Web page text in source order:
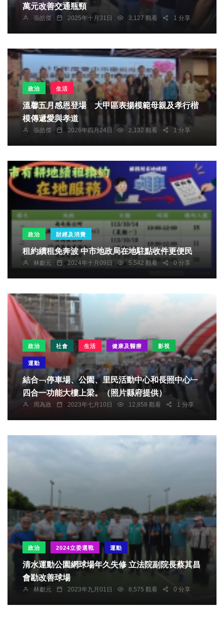
萬元改善交通瓶頸
張皓傑 2025年十月31日 3,127 觀看 1 分享
政治 生活
溫馨五月感恩登場 大甲區表揚模範母親及孝行楷
模傳遞愛與孝道
張皓傑 2026年四月24日 2,132 觀看 1 分享
政治 財經及消費
租約續租免奔波 中市地政局在地駐點收件更便民
林獻元 2024年十月09日 5,542 觀看 0 分享
政治 社會 生活 健康及醫療 影視
運動
結合﹁停車場、公園、里民活動中心和長照中心﹂
四合一功能大樓上梁。（照片縣府提供）
周為政 2023年七月10日 12,858 觀看 1 分享
政治 2024立委選戰 運動
清水運動公園網球場年久失修 立法院副院長蔡其昌
會勘改善球場
林獻元 2023年九月01日 8,575 觀看 0 分享